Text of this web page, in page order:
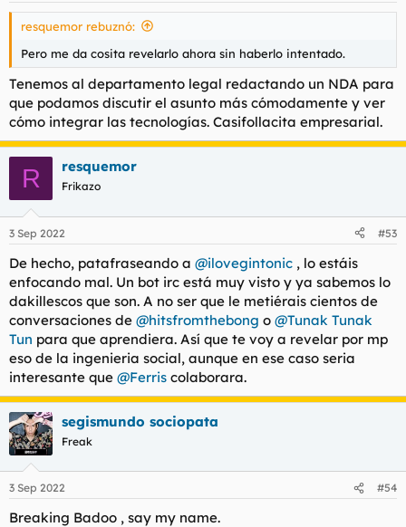
resquemor rebuznó:
Pero me da cosita revelarlo ahora sin haberlo intentado.
Tenemos al departamento legal redactando un NDA para
que podamos discutir el asunto más cómodamente y ver
cómo integrar las tecnologías. Casifollacita empresarial.
R resquemor
Frikazo
3 Sep 2022 #53
De hecho, patafraseando a @ilovegintonic , lo estáis
enfocando mal. Un bot irc está muy visto y ya sabemos lo
dakillescos que son. A no ser que le metiérais cientos de
conversaciones de @hitsfromthebong o @Tunak Tunak
Tun para que aprendiera. Así que te voy a revelar por mp
eso de la ingenieria social, aunque en ese caso seria
interesante que @Ferris colaborara.
segismundo sociopata
Freak
3 Sep 2022 #54
Breaking Badoo , say my name.